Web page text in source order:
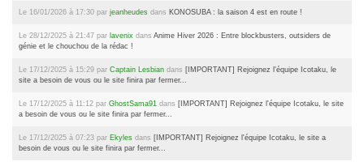
Le 16/01/2026 à 17:30 par jeanheudes dans KONOSUBA : la saison 4 est en route !
Le 28/12/2025 à 21:47 par lavenix dans Anime Hiver 2026 : Entre blockbusters, outsiders de
génie et le chouchou de la rédac !
Le 17/12/2025 à 15:29 par Captain Lesbian dans [IMPORTANT] Rejoignez l'équipe Icotaku, le
site a besoin de vous ou le site finira par fermer...
Le 17/12/2025 à 11:12 par GhostSama91 dans [IMPORTANT] Rejoignez l'équipe Icotaku, le site
a besoin de vous ou le site finira par fermer...
Le 17/12/2025 à 07:23 par Ekyles dans [IMPORTANT] Rejoignez l'équipe Icotaku, le site a
besoin de vous ou le site finira par fermer...